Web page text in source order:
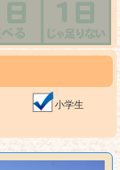
小学生